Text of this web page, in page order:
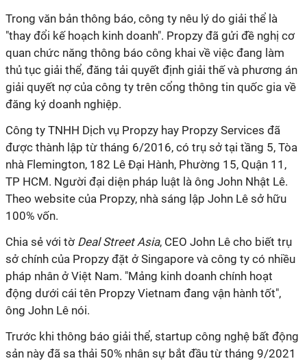
Trong văn bản thông báo, công ty nêu lý do giải thể là
"thay đổi kế hoạch kinh doanh". Propzy đã gửi đề nghị cơ
quan chức năng thông báo công khai về việc đang làm
thủ tục giải thể, đăng tải quyết định giải thế và phương án
giải quyết nợ của công ty trên cổng thông tin quốc gia về
đăng ký doanh nghiệp.
Công ty TNHH Dịch vụ Propzy hay Propzy Services đã
được thành lập từ tháng 6/2016, có trụ sở tại tầng 5, Tòa
nhà Flemington, 182 Lê Đại Hành, Phường 15, Quận 11,
TP HCM. Người đại diện pháp luật là ông John Nhật Lê.
Theo website của Propzy, nhà sáng lập John Lê sở hữu
100% vốn.
Chia sẻ với tờ Deal Street Asia, CEO John Lê cho biết trụ
sở chính của Propzy đặt ở Singapore và công ty có nhiều
pháp nhân ở Việt Nam. "Mảng kinh doanh chính hoạt
động dưới cái tên Propzy Vietnam đang vận hành tốt",
ông John Lê nói.
Trước khi thông báo giải thể, startup công nghệ bất động
sản này đã sa thải 50% nhân sự bắt đầu từ tháng 9/2021